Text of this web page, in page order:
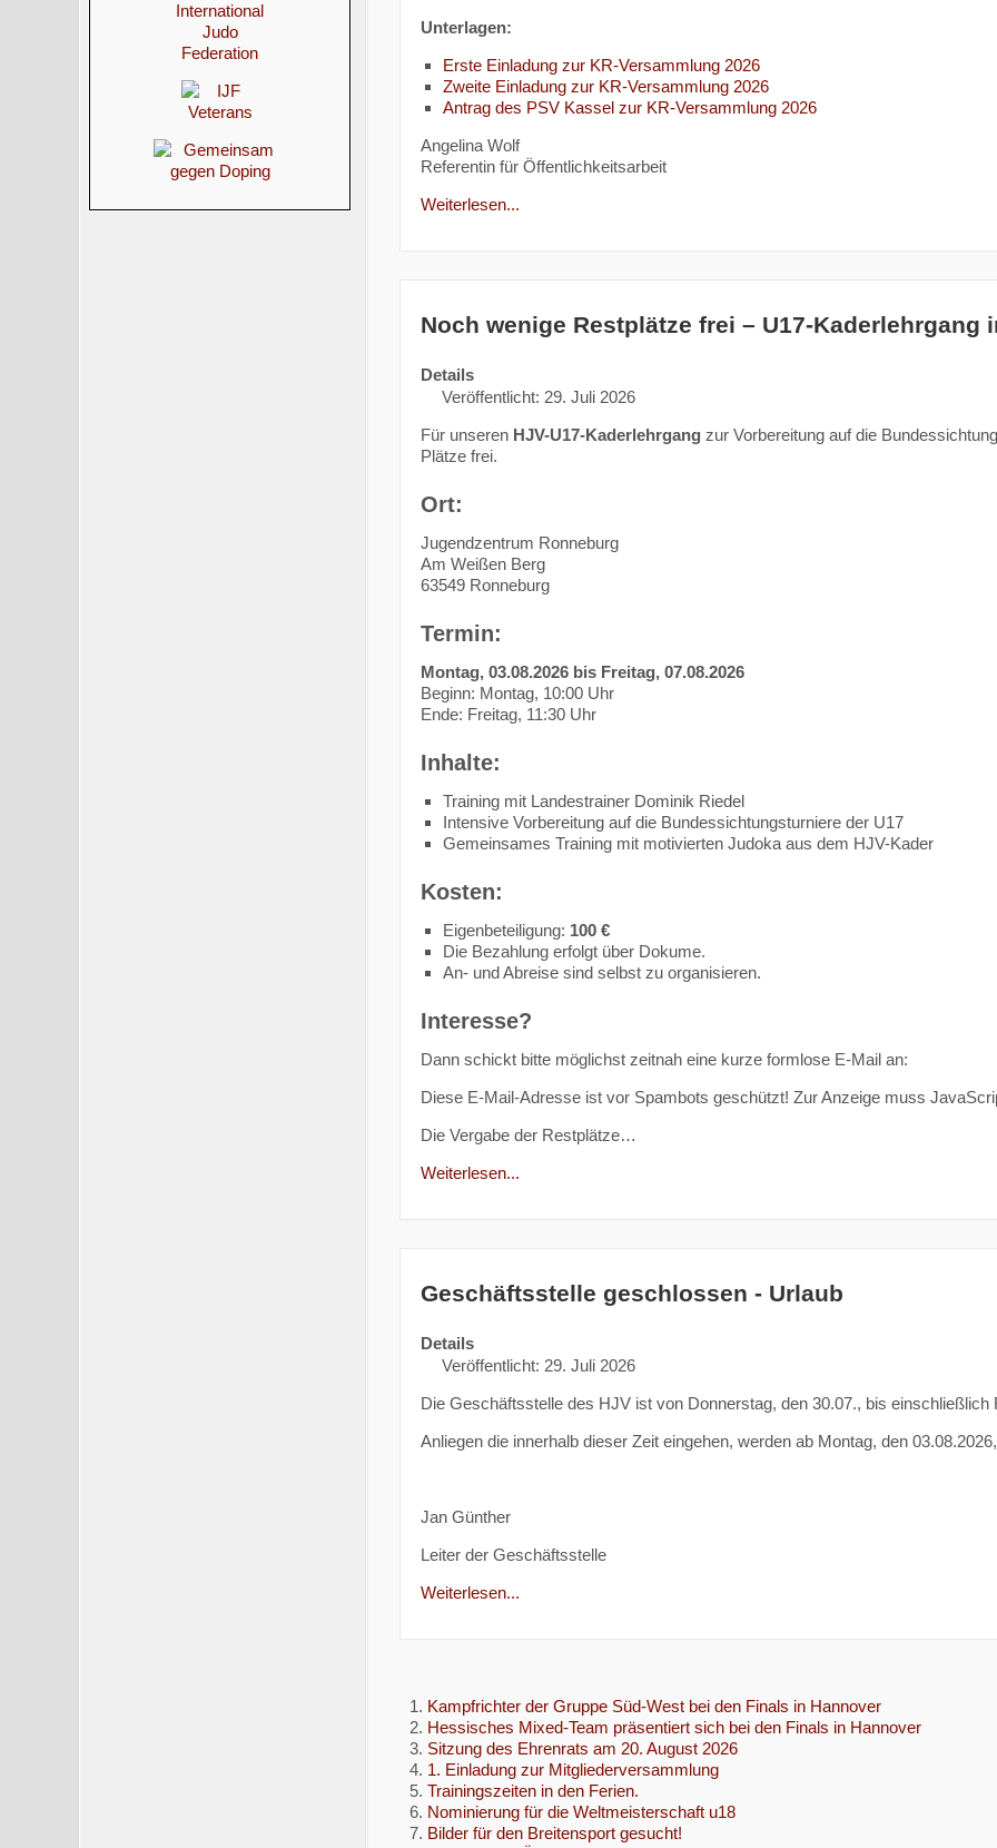
Unterlagen:
Erste Einladung zur KR-Versammlung 2026
Zweite Einladung zur KR-Versammlung 2026
Antrag des PSV Kassel zur KR-Versammlung 2026
Angelina Wolf
Referentin für Öffentlichkeitsarbeit
Weiterlesen...
Noch wenige Restplätze frei – U17-Kaderlehrgang
Details
Veröffentlicht: 29. Juli 2026
Für unseren HJV-U17-Kaderlehrgangzur Vorbereitung auf die
Plätze frei.
Ort:
Jugendzentrum Ronneburg
Am Weißen Berg
63549 Ronneburg
Termin:
Montag, 03.08.2026 bis Freitag, 07.08.2026
Beginn: Montag, 10:00 Uhr
Ende: Freitag, 11:30 Uhr
Inhalte:
Training mit Landestrainer Dominik Riedel
Intensive Vorbereitung auf die Bundessichtungsturniere der U17
Gemeinsames Training mit motivierten Judoka aus dem HJV-Kader
Kosten:
Eigenbeteiligung: 100 €
Die Bezahlung erfolgt über Dokume.
An- und Abreise sind selbst zu organisieren.
Interesse?
Dann schickt bitte möglichst zeitnah eine kurze formlose E-Mail an:
Diese E-Mail-Adresse ist vor Spambots geschützt! Zur Anzeige muss
Die Vergabe der Restplätze…
Weiterlesen...
Geschäftsstelle geschlossen - Urlaub
Details
Veröffentlicht: 29. Juli 2026
Die Geschäftsstelle des HJV ist von Donnerstag, den 30.07., bis einschließlich
Anliegen die innerhalb dieser Zeit eingehen, werden ab Montag, den
Jan Günther
Leiter der Geschäftsstelle
Weiterlesen...
Kampfrichter der Gruppe Süd-West bei den Finals in Hannover
Hessisches Mixed-Team präsentiert sich bei den Finals in Hannover
Sitzung des Ehrenrats am 20. August 2026
1. Einladung zur Mitgliederversammlung
Trainingszeiten in den Ferien.
Nominierung für die Weltmeisterschaft u18
Bilder für den Breitensport gesucht!